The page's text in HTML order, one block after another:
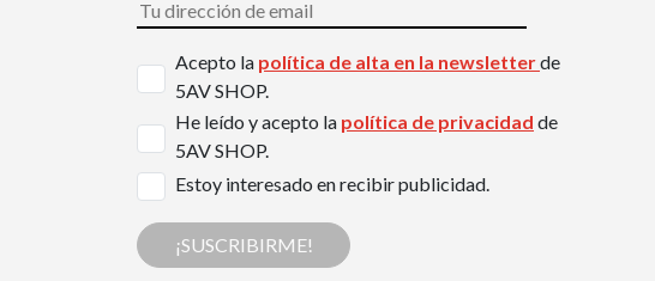
Acepto la política de alta en la newsletterde
5AV SHOP.
He leído y acepto la política de privacidad de
5AV SHOP.
Estoy interesado en recibir publicidad.
¡SUSCRIBIRME!